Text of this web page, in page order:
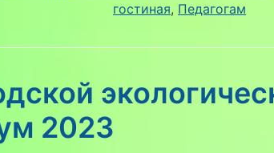
гостиная, Педагогам
2023